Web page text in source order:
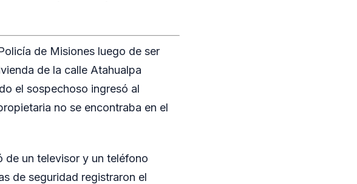
de Misiones luego de ser
de la calle Atahualpa
el sospechoso ingresó al
no se encontraba en el
de un televisor y un teléfono
de seguridad registraron el